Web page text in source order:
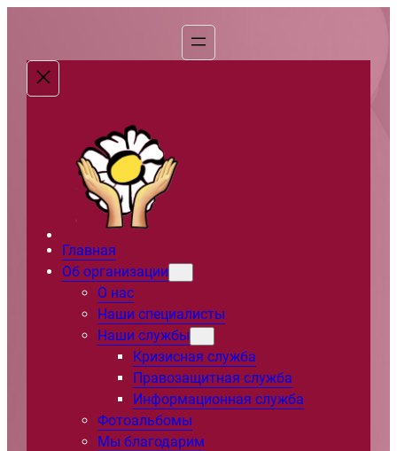
содержимому
Главная
Об организации
О нас
Наши специалисты
Наши службы
Кризисная служба
Правозащитная служба
Информационная служба
Фотоальбомы
Мы благодарим